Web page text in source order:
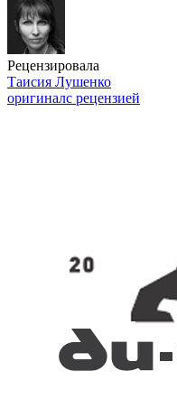
Рецензировала
Таисия Лушенко
оригиналс рецензией